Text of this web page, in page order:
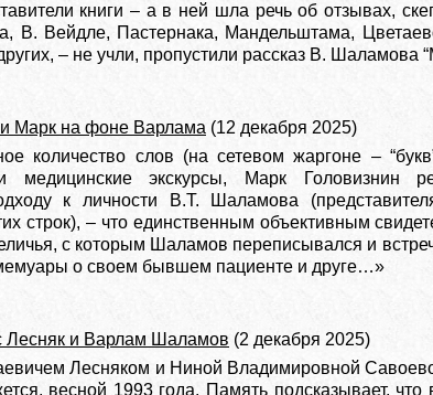
книги – а в ней шла речь об отзывах,
В. Вейдле, Пастернака, Мандельштама,
– не учли, пропустили рассказ В. Шаламова
Марк на фоне Варлама (12 декабря 2025)
количество слов (на сетевом жаргоне –
медицинские экскурсы, Марк Головизнин
к личности В.Т. Шаламова
строк), – что единственным объективным
с которым Шаламов переписывался и
о своем бывшем пациенте и друге…»
Лесняк и Варлам Шаламов (2 декабря 2025)
Лесняком и Ниной Владимировной
весной 1993 года. Память подсказывает,